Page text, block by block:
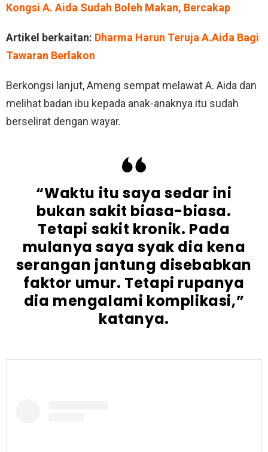
Kongsi A. Aida Sudah Boleh Makan, Bercakap
Artikel berkaitan: Dharma Harun Teruja A.Aida Bagi
Tawaran Berlakon
Berkongsi lanjut, Ameng sempat melawat A. Aida dan
melihat badan ibu kepada anak-anaknya itu sudah
berselirat dengan wayar.
“Waktu itu saya sedar ini
bukan sakit biasa-biasa.
Tetapi sakit kronik. Pada
mulanya saya syak dia kena
serangan jantung disebabkan
faktor umur. Tetapi rupanya
dia mengalami komplikasi,”
katanya.